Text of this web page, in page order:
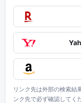
リンク先は外部の検索結
ンク先で必ず確認してく